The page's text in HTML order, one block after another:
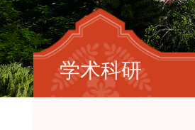
学术科研